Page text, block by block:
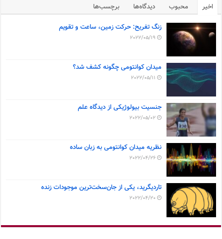
اخیر محبوب دیدگاه‌ها برچسب‌ها
زنگ تفریح: حرکت زمین، ساعت و تقویم
2022/05/19
میدان کوانتومی چگونه کشف شد؟
2022/05/11
جنسیت بیولوژیکی از دیدگاه علم
2022/05/02
نظریه میدان کوانتومی به زبان ساده
2022/04/26
تاردیگرید، یکی از جان‌سخت‌ترین موجودات زنده
2022/04/20